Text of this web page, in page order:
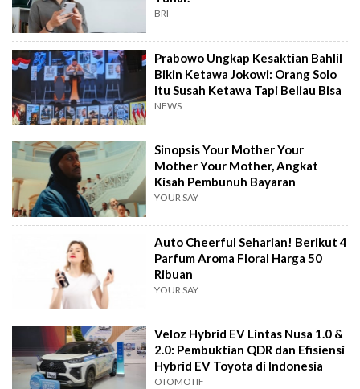
BRI
Prabowo Ungkap Kesaktian Bahlil
Bikin Ketawa Jokowi: Orang Solo
Itu Susah Ketawa Tapi Beliau Bisa
NEWS
Sinopsis Your Mother Your
Mother Your Mother, Angkat
Kisah Pembunuh Bayaran
YOUR SAY
Auto Cheerful Seharian! Berikut 4
Parfum Aroma Floral Harga 50
Ribuan
YOUR SAY
Veloz Hybrid EV Lintas Nusa 1.0 &
2.0: Pembuktian QDR dan Efisiensi
Hybrid EV Toyota di Indonesia
OTOMOTIF